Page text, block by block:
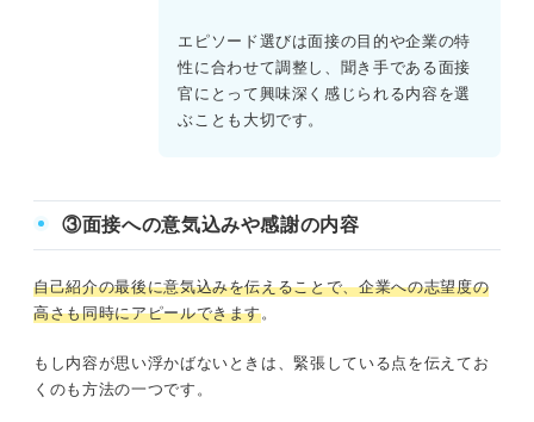
エピソード選びは面接の目的や企業の特
性に合わせて調整し、聞き手である面接
官にとって興味深く感じられる内容を選
ぶことも大切です。
③面接への意気込みや感謝の内容
自己紹介の最後に意気込みを伝えることで、企業への志望度の
高さも同時にアピールできます。
もし内容が思い浮かばないときは、緊張している点を伝えてお
くのも方法の一つです。